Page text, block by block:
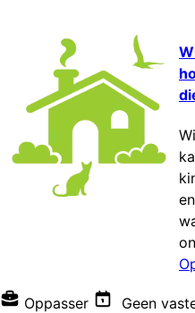
Oppasser Geen